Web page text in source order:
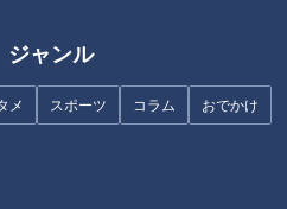
ジャンル
メ スポーツ コラム おでかけ